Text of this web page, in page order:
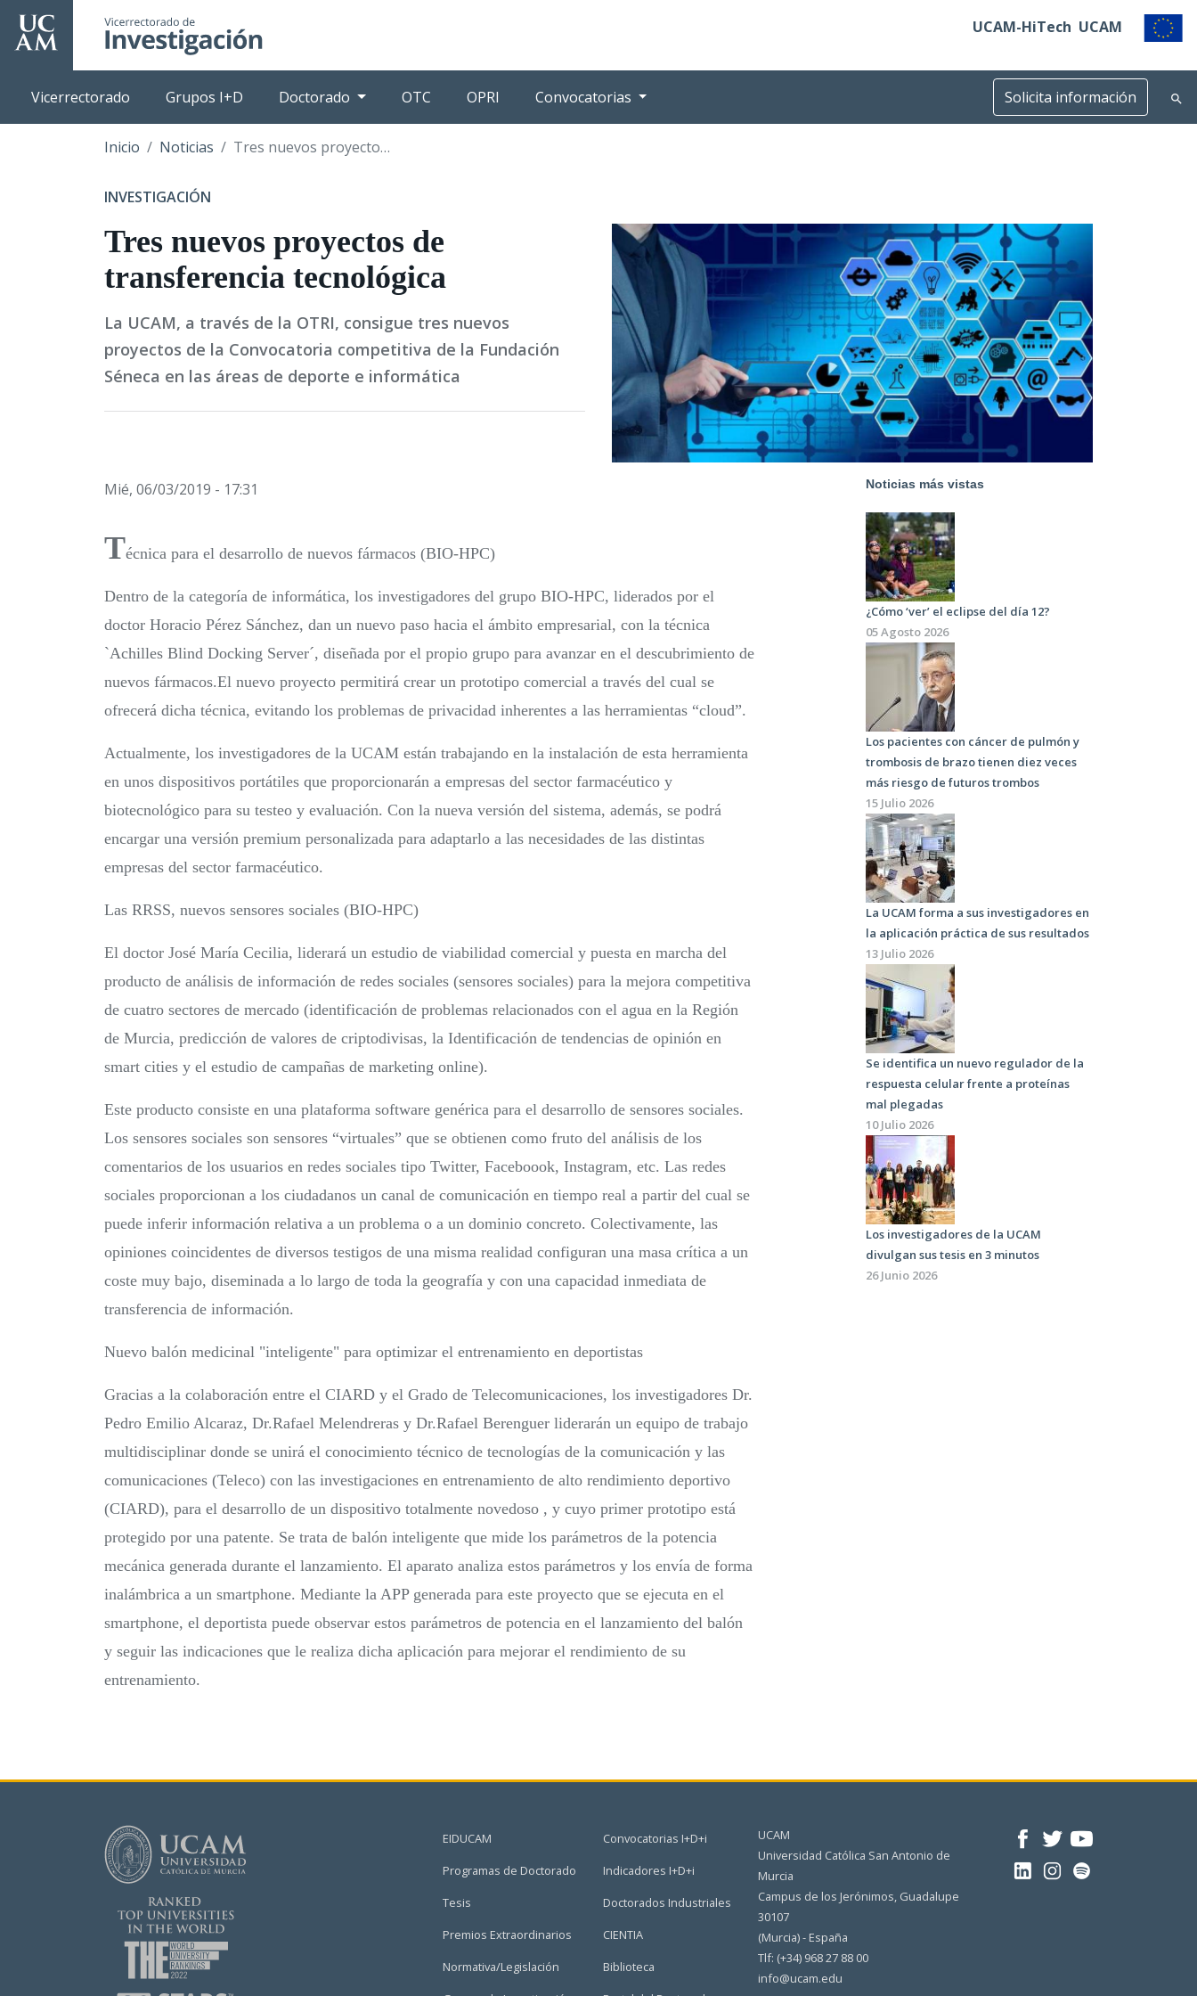
Pasar
principal
UCAM-HiTech UCAM
Vicerrectorado Grupos I+D Doctorado OTC OPRI Convocatorias Solicita información
Inicio Noticias Tres nuevos proyectos de transferencia tecnológica
INVESTIGACIÓN
Tres nuevos proyectos de
transferencia tecnológica
La UCAM, a través de la OTRI, consigue tres nuevos
proyectos de la Convocatoria competitiva de la Fundación
Séneca en las áreas de deporte e informática
Mié, 06/03/2019 - 17:31
Técnica para el desarrollo de nuevos fármacos (BIO-HPC)
Dentro de la categoría de informática, los investigadores del grupo BIO-HPC, liderados por el
doctor Horacio Pérez Sánchez, dan un nuevo paso hacia el ámbito empresarial, con la técnica
`Achilles Blind Docking Server´, diseñada por el propio grupo para avanzar en el descubrimiento de
nuevos fármacos.El nuevo proyecto permitirá crear un prototipo comercial a través del cual se
ofrecerá dicha técnica, evitando los problemas de privacidad inherentes a las herramientas “cloud”.
Actualmente, los investigadores de la UCAM están trabajando en la instalación de esta herramienta
en unos dispositivos portátiles que proporcionarán a empresas del sector farmacéutico y
biotecnológico para su testeo y evaluación. Con la nueva versión del sistema, además, se podrá
encargar una versión premium personalizada para adaptarlo a las necesidades de las distintas
empresas del sector farmacéutico.
Las RRSS, nuevos sensores sociales (BIO-HPC)
El doctor José María Cecilia, liderará un estudio de viabilidad comercial y puesta en marcha del
producto de análisis de información de redes sociales (sensores sociales) para la mejora competitiva
de cuatro sectores de mercado (identificación de problemas relacionados con el agua en la Región
de Murcia, predicción de valores de criptodivisas, la Identificación de tendencias de opinión en
smart cities y el estudio de campañas de marketing online).
Este producto consiste en una plataforma software genérica para el desarrollo de sensores sociales.
Los sensores sociales son sensores “virtuales” que se obtienen como fruto del análisis de los
comentarios de los usuarios en redes sociales tipo Twitter, Faceboook, Instagram, etc. Las redes
sociales proporcionan a los ciudadanos un canal de comunicación en tiempo real a partir del cual se
puede inferir información relativa a un problema o a un dominio concreto. Colectivamente, las
opiniones coincidentes de diversos testigos de una misma realidad configuran una masa crítica a un
coste muy bajo, diseminada a lo largo de toda la geografía y con una capacidad inmediata de
transferencia de información.
Nuevo balón medicinal "inteligente" para optimizar el entrenamiento en deportistas
Gracias a la colaboración entre el CIARD y el Grado de Telecomunicaciones, los investigadores Dr.
Pedro Emilio Alcaraz, Dr.Rafael Melendreras y Dr.Rafael Berenguer liderarán un equipo de trabajo
multidisciplinar donde se unirá el conocimiento técnico de tecnologías de la comunicación y las
comunicaciones (Teleco) con las investigaciones en entrenamiento de alto rendimiento deportivo
(CIARD), para el desarrollo de un dispositivo totalmente novedoso , y cuyo primer prototipo está
protegido por una patente. Se trata de balón inteligente que mide los parámetros de la potencia
mecánica generada durante el lanzamiento. El aparato analiza estos parámetros y los envía de forma
inalámbrica a un smartphone. Mediante la APP generada para este proyecto que se ejecuta en el
smartphone, el deportista puede observar estos parámetros de potencia en el lanzamiento del balón
y seguir las indicaciones que le realiza dicha aplicación para mejorar el rendimiento de su
entrenamiento.
Noticias más vistas
¿Cómo ‘ver’ el eclipse del día 12?
05 Agosto 2026
Los pacientes con cáncer de pulmón y
trombosis de brazo tienen diez veces
más riesgo de futuros trombos
15 Julio 2026
La UCAM forma a sus investigadores en
la aplicación práctica de sus resultados
13 Julio 2026
Se identifica un nuevo regulador de la
respuesta celular frente a proteínas
mal plegadas
10 Julio 2026
Los investigadores de la UCAM
divulgan sus tesis en 3 minutos
26 Junio 2026
EIDUCAM
Programas de Doctorado
Tesis
Premios Extraordinarios
Normativa/Legislación
Convocatorias I+D+i
Indicadores I+D+i
Doctorados Industriales
CIENTIA
Biblioteca
UCAM
Universidad Católica San Antonio de
Murcia
Campus de los Jerónimos, Guadalupe
30107
(Murcia) - España
Tlf: (+34) 968 27 88 00
info@ucam.edu